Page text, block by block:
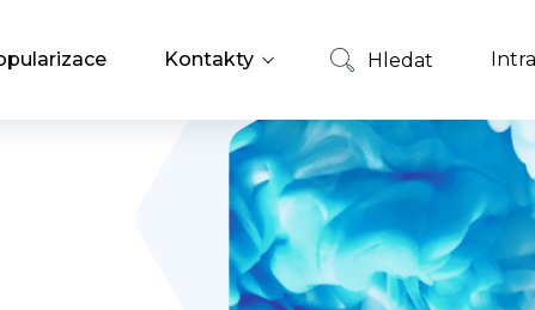
Kontakty
Zaměstnanci
Nabídky zaměstnání
Hledat
Hledat